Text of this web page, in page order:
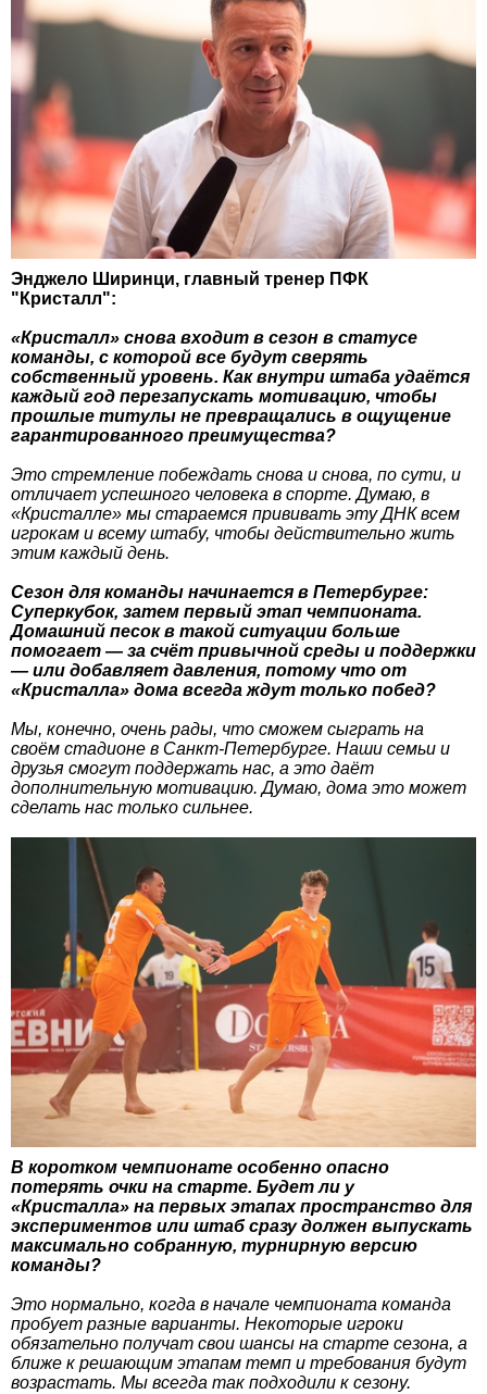
Энджело Ширинци, главный тренер ПФК
"Кристалл":
«Кристалл» снова входит в сезон в статусе
команды, с которой все будут сверять
собственный уровень. Как внутри штаба удаётся
каждый год перезапускать мотивацию, чтобы
прошлые титулы не превращались в ощущение
гарантированного преимущества?
Это стремление побеждать снова и снова, по сути, и
отличает успешного человека в спорте. Думаю, в
«Кристалле» мы стараемся прививать эту ДНК всем
игрокам и всему штабу, чтобы действительно жить
этим каждый день.
Сезон для команды начинается в Петербурге:
Суперкубок, затем первый этап чемпионата.
Домашний песок в такой ситуации больше
помогает — за счёт привычной среды и поддержки
— или добавляет давления, потому что от
«Кристалла» дома всегда ждут только побед?
Мы, конечно, очень рады, что сможем сыграть на
своём стадионе в Санкт-Петербурге. Наши семьи и
друзья смогут поддержать нас, а это даёт
дополнительную мотивацию. Думаю, дома это может
сделать нас только сильнее.
В коротком чемпионате особенно опасно
потерять очки на старте. Будет ли у
«Кристалла» на первых этапах пространство для
экспериментов или штаб сразу должен выпускать
максимально собранную, турнирную версию
команды?
Это нормально, когда в начале чемпионата команда
пробует разные варианты. Некоторые игроки
обязательно получат свои шансы на старте сезона, а
ближе к решающим этапам темп и требования будут
возрастать. Мы всегда так подходили к сезону.